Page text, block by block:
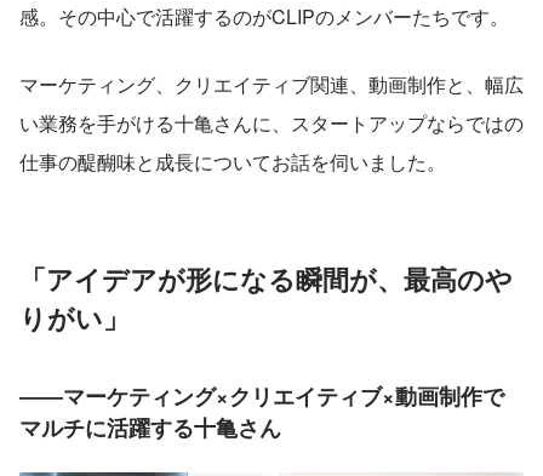
感。その中心で活躍するのがCLIPのメンバーたちです。
マーケティング、クリエイティブ関連、動画制作と、幅広
い業務を手がける十亀さんに、スタートアップならではの
仕事の醍醐味と成長についてお話を伺いました。
「アイデアが形になる瞬間が、最高のや
りがい」
――マーケティング×クリエイティブ×動画制作で
マルチに活躍する十亀さん